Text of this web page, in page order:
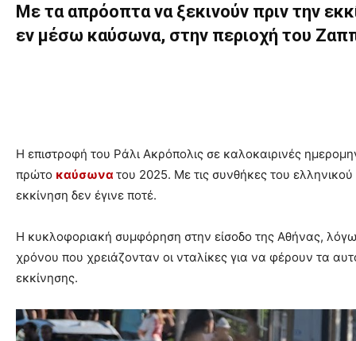
Με τα απρόοπτα να ξεκινούν πριν την
εν μέσω καύσωνα, στην περιοχή του
Η επιστροφή του Ράλι Ακρόπολις σε καλοκαιρινές
πρώτο καύσωνα του 2025. Με τις συνθήκες του
εκκίνηση δεν έγινε ποτέ.
Η κυκλοφοριακή συμφόρηση στην είσοδο της Αθήνας,
χρόνου που χρειάζονταν οι νταλίκες για να φέρουν τα
εκκίνησης.